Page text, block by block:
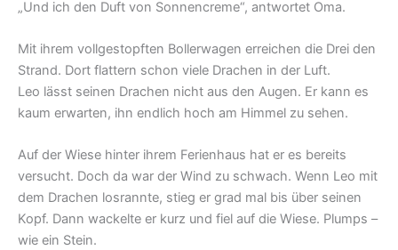
„Und ich den Duft von Sonnencreme“, antwortet Oma.
Mit ihrem vollgestopften Bollerwagen erreichen die Drei den
Strand. Dort flattern schon viele Drachen in der Luft.
Leo lässt seinen Drachen nicht aus den Augen. Er kann es
kaum erwarten, ihn endlich hoch am Himmel zu sehen.
Auf der Wiese hinter ihrem Ferienhaus hat er es bereits
versucht. Doch da war der Wind zu schwach. Wenn Leo mit
dem Drachen losrannte, stieg er grad mal bis über seinen
Kopf. Dann wackelte er kurz und fiel auf die Wiese. Plumps –
wie ein Stein.